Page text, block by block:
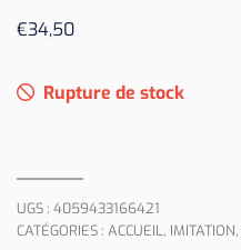
€34,50
Rupture de stock
UGS : 4059433166421
CATÉGORIES : ACCUEIL, IMITATION,